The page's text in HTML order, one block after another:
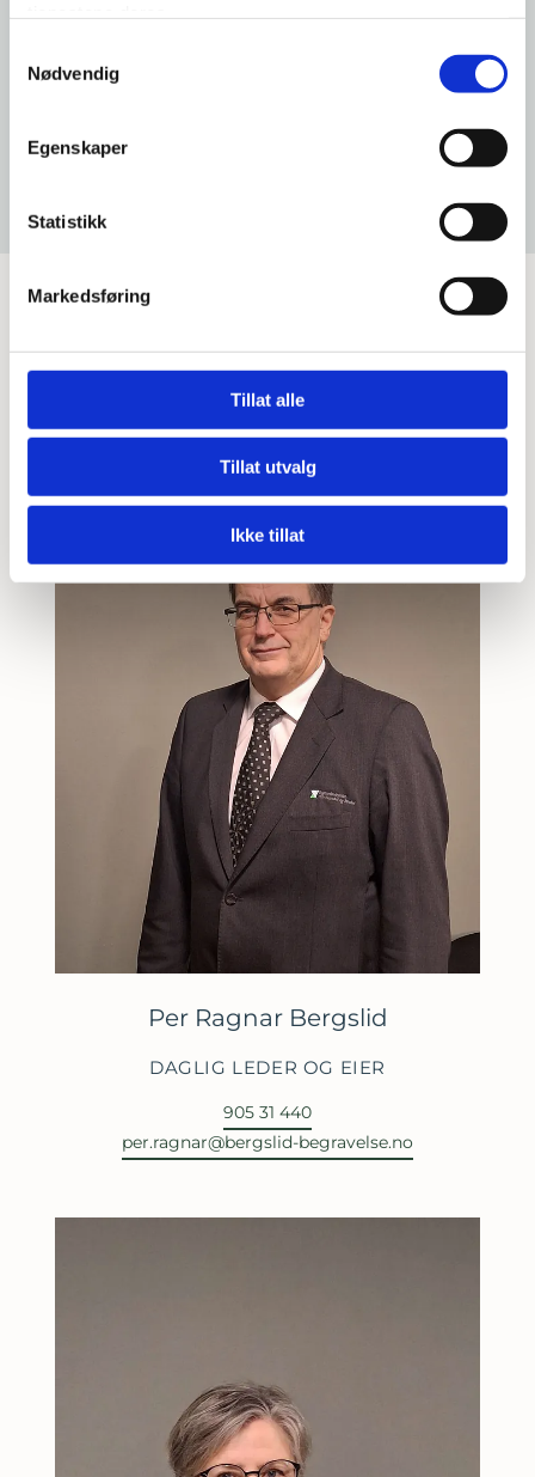
Nødvendig
Egenskaper
Statistikk
Markedsføring
Tillat alle
Tillat utvalg
Ikke tillat
Per Ragnar Bergslid
DAGLIG LEDER OG EIER
905 31 440
per.ragnar@bergslid-begravelse.no